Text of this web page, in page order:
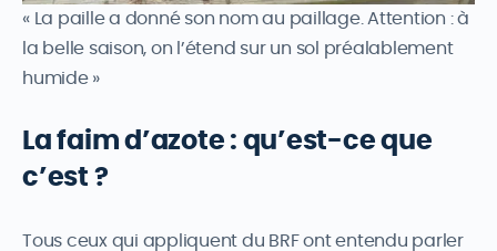
« La paille a donné son nom au paillage. Attention : à
la belle saison, on l’étend sur un sol préalablement
humide »
La faim d’azote : qu’est-ce que
c’est ?
Tous ceux qui appliquent du BRF ont entendu parler